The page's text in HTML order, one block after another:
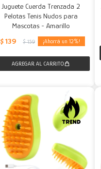
Juguete Cuerda Trenzada 2
Pelotas Tenis Nudos para
Mascotas - Amarillo
$ 139 $ 159 12